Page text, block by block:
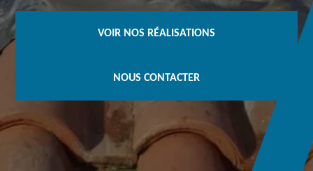
VOIR NOS RÉALISATIONS
NOUS CONTACTER